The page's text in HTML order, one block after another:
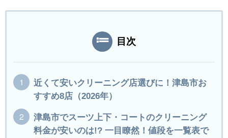
目次
近くて安いクリーニング店選びに！津島市お
すすめ8店（2026年）
津島市でスーツ上下・コートのクリーニング
料金が安いのは!? 一目瞭然！値段を一覧表で